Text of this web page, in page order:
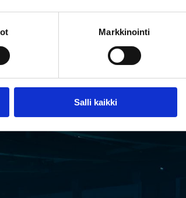
Markkinointi
Salli kaikki